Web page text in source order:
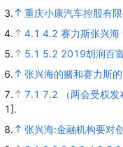
3.
重庆小康汽车控股有
4.
4.1 4.2 赛力斯张兴海
5.
5.1 5.2 2019胡润百
6.
张兴海的赌和赛力斯
7.
7.1 7.2
（两会受权
1].
8.
张兴海:金融机构要对